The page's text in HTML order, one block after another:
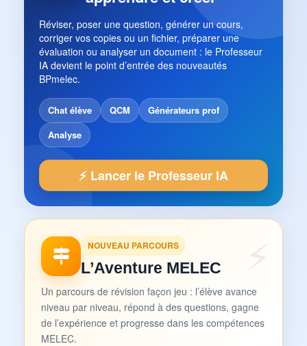
Réviser, poser une question, générer un cours,
corriger vos copies ou un fichier, préparer une
évaluation ou analyser un document : le Professeur
IA devient le point d’entrée des nouveautés
BPmelec.
Chat élève QCM
Générateurs prof
Analyse
⚡ Lancer le Professeur IA
NOUVEAU PARCOURS
L’Aventure MELEC
Un parcours de révision façon jeu : l’élève avance
niveau par niveau, répond à des questions, gagne
de l’expérience et progresse dans les compétences
MELEC.